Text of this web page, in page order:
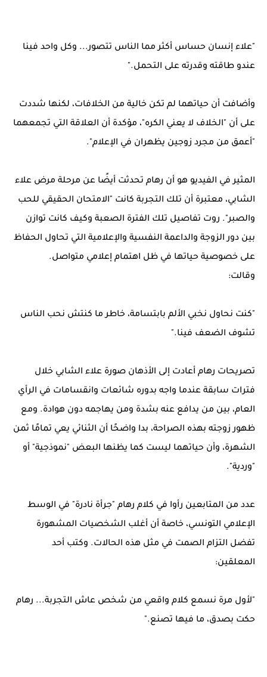
"علاء إنسان حساس أكثر مما الناس تتصور... وكل واحد فينا
عندو طاقته وقدرته على التحمل."
وأضافت أن حياتهما لم تكن خالية من الخلافات، لكنها شددت
على أن "الخلاف لا يعني الكره"، مؤكدة أن العلاقة التي تجمعهما
"أعمق من مجرد زوجين يظهران في الإعلام".
المثير في الفيديو هو أن رهام تحدثت أيضًا عن مرحلة مرض علاء
الشابي، معتبرة أن تلك التجربة كانت "الامتحان الحقيقي للحب
والصبر". روت تفاصيل تلك الفترة الصعبة وكيف كانت توازن
بين دور الزوجة والداعمة النفسية والإعلامية التي تحاول الحفاظ
على خصوصية حياتها في ظل اهتمام إعلامي متواصل.
وقالت:
"كنت نحاول نخبي الألم بابتسامة، خاطر ما كنتش نحب الناس
تشوف الضعف فينا."
تصريحات رهام أعادت إلى الأذهان صورة علاء الشابي خلال
فترات سابقة عندما واجه بدوره شائعات وانقسامات في الرأي
العام، بين من يدافع عنه بشدة ومن يهاجمه دون هوادة. ومع
ظهور زوجته بهذه الصراحة، بدا واضحًا أن الثنائي يعي تمامًا ثمن
الشهرة، وأن حياتهما ليست كما يظنها البعض "نموذجية" أو
"وردية".
عدد من المتابعين رأوا في كلام رهام "جرأة نادرة" في الوسط
الإعلامي التونسي، خاصة أن أغلب الشخصيات المشهورة
تفضل التزام الصمت في مثل هذه الحالات. وكتب أحد
المعلقين:
"لأول مرة نسمع كلام واقعي من شخص عاش التجربة... رهام
حكت بصدق، ما فيها تصنع."